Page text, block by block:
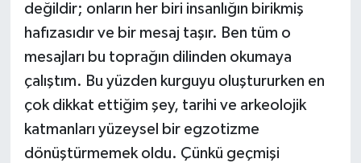
değildir; onların her biri insanlığın birikmiş
hafızasıdır ve bir mesaj taşır. Ben tüm o
mesajları bu toprağın dilinden okumaya
çalıştım. Bu yüzden kurguyu oluştururken en
çok dikkat ettiğim şey, tarihi ve arkeolojik
katmanları yüzeysel bir egzotizme
dönüştürmemek oldu. Çünkü geçmişi